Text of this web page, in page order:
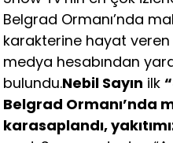
Belgrad Ormanı’nda
karakterine hayat veren
medya hesabından
bulundu.Nebil Sayın ilk
Belgrad Ormanı’nda
karasaplandı,